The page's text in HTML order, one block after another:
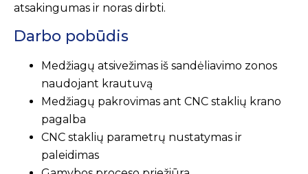
atsakingumas ir noras dirbti.
Darbo pobūdis
Medžiagų atsivežimas iš sandėliavimo zonos
naudojant krautuvą
Medžiagų pakrovimas ant CNC staklių krano
pagalba
CNC staklių parametrų nustatymas ir
paleidimas